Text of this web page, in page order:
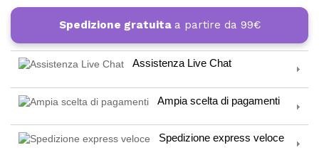
Spedizione gratuita a partire da 99€
Assistenza Live Chat
Ampia scelta di pagamenti
Spedizione express veloce